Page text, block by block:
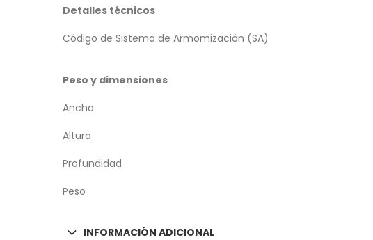
Detalles técnicos
Código de Sistema de Armomización (SA)
Peso y dimensiones
Ancho
Altura
Profundidad
Peso
INFORMACIÓN ADICIONAL